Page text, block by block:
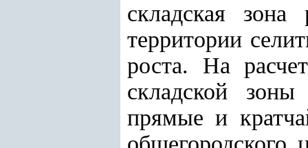
складская зона
территории
роста. На
складской
прямые и